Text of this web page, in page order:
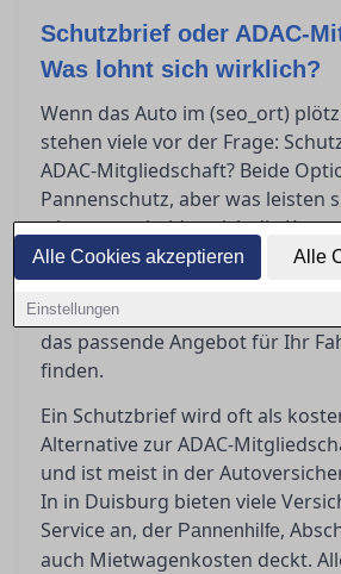
Alle Cookies akzeptieren Alle
Einstellungen
Schutzbrief oder ADAC-
Was lohnt sich wirklich?
Wenn das Auto im (seo_ort)
stehen viele vor der Frage:
ADAC-Mitgliedschaft? Beide
Pannenschutz, aber was leisten
wie unterscheiden sich die
Ausland gelten spezielle
Artikel beleuchtet die Vor- und
unterschiedlichen Modelle und
das passende Angebot für Ihr
finden.
Ein Schutzbrief wird oft als
Alternative zur ADAC-
und ist meist in der
In in Duisburg bieten viele
Service an, der Pannenhilfe,
auch Mietwagenkosten deckt.